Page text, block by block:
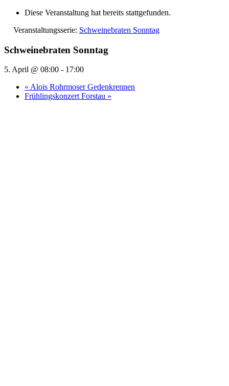
Diese Veranstaltung hat bereits stattgefunden.
Veranstaltungsserie: Schweinebraten Sonntag
Schweinebraten Sonntag
5. April @ 08:00 - 17:00
« Alois Rohrmoser Gedenkrennen
Frühlingskonzert Forstau »